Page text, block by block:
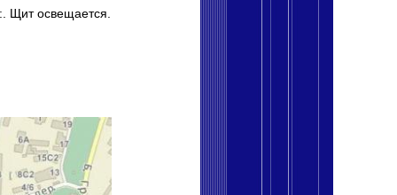
Щит освещается.